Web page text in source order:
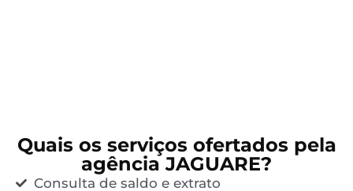
Quais os serviços ofertados pela
agência JAGUARE?
Consulta de saldo e extrato